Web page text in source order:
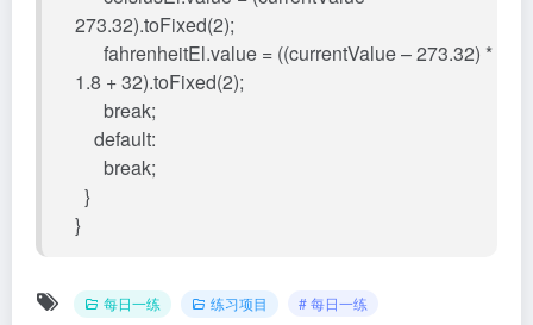
273.32).toFixed(2);
fahrenheitEl.value = ((currentValue – 273.32) *
1.8 + 32).toFixed(2);
break;
default:
break;
}
}
每日一练 练习项目 # 每日一练